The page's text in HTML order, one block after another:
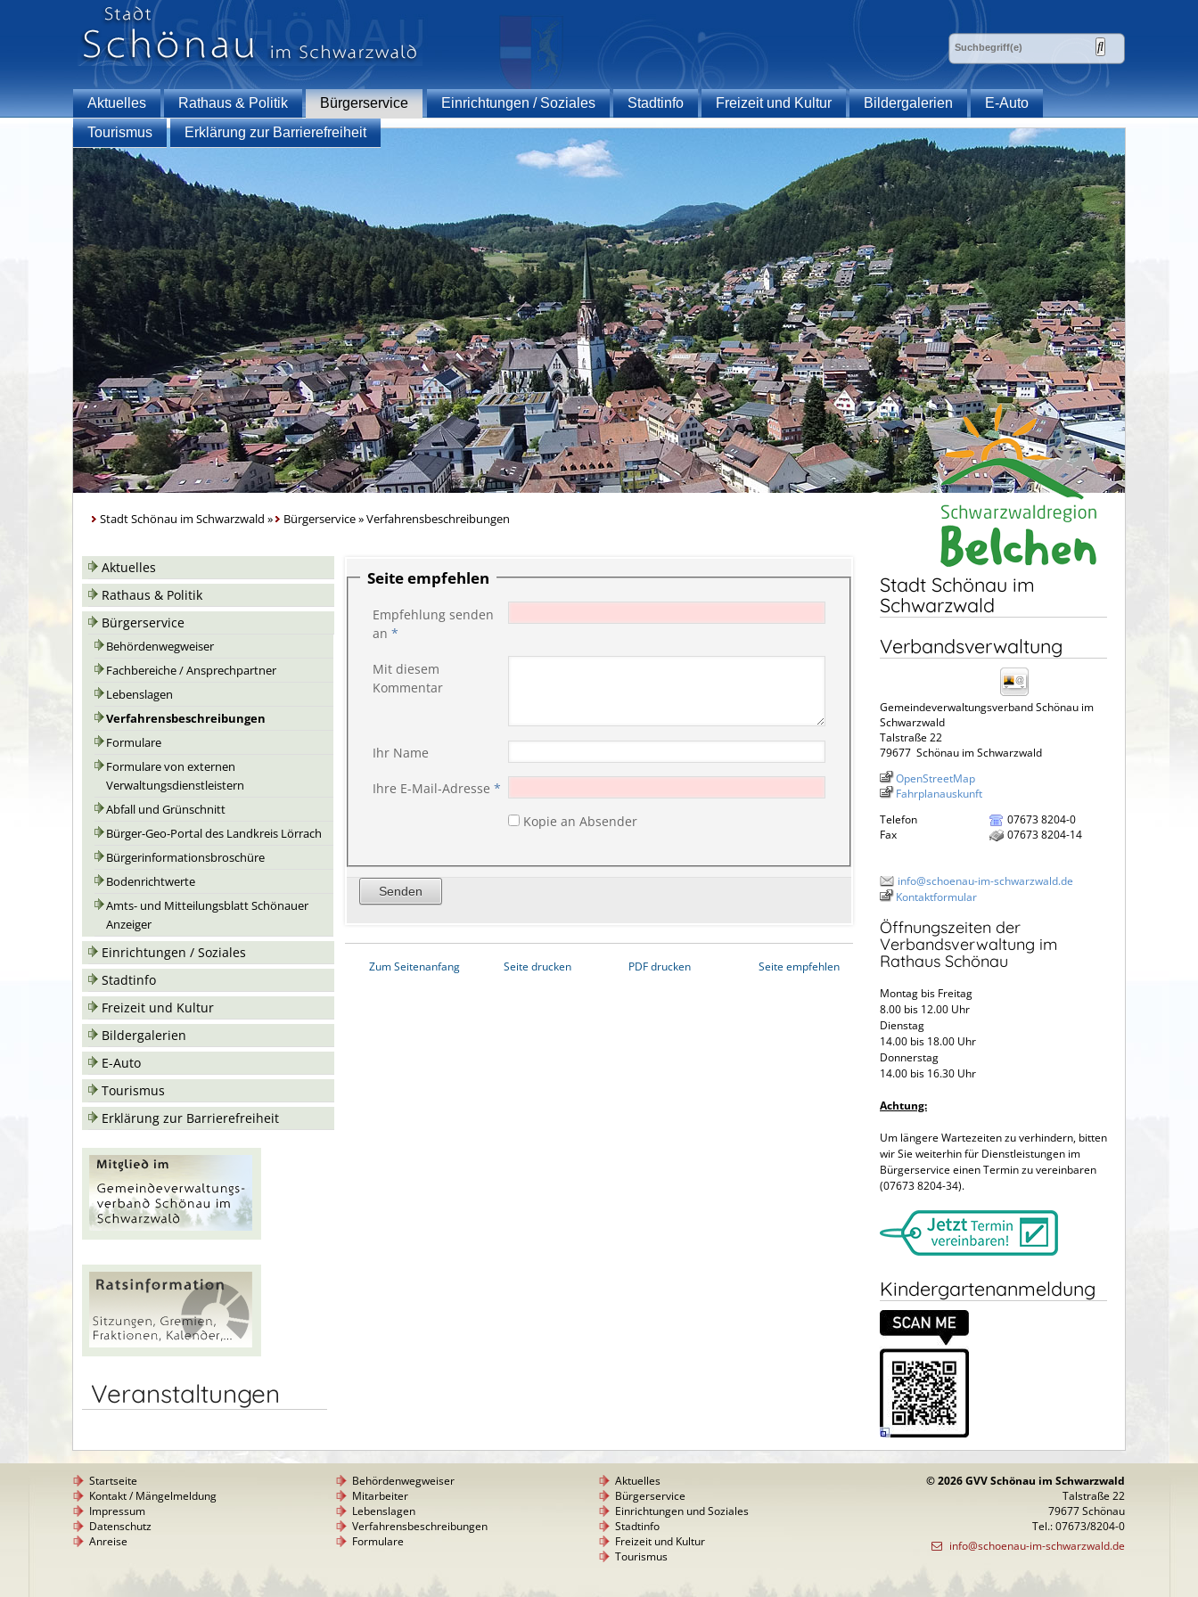
Aktuelles Rathaus & Politik Bürgerservice Einrichtungen / Soziales Stadtinfo Freizeit und Kultur Bildergalerien
E-Auto
Tourismus
Erklärung zur Barrierefreiheit
Stadt Schönau im Schwarzwald » Bürgerservice»Verfahrensbeschreibungen
Aktuelles
Rathaus & Politik
Bürgerservice
Behördenwegweiser
Fachbereiche / Ansprechpartner
Lebenslagen
Verfahrensbeschreibungen
Formulare
Formulare von externen
Verwaltungsdienstleistern
Abfall und Grünschnitt
Bürger-Geo-Portal des Landkreis Lörrach
Bürgerinformationsbroschüre
Bodenrichtwerte
Amts- und Mitteilungsblatt Schönauer
Anzeiger
Einrichtungen / Soziales
Stadtinfo
Freizeit und Kultur
Bildergalerien
E-Auto
Tourismus
Erklärung zur Barrierefreiheit
Veranstaltungen
Seite empfehlen
Empfehlung senden
an *
Mit diesem
Kommentar
Ihr Name
Ihre E-Mail-Adresse *
Kopie an Absender
Zum Seitenanfang Seite drucken PDF drucken Seite empfehlen
Stadt Schönau im
Schwarzwald
Verbandsverwaltung
Gemeindeverwaltungsverband Schönau im
Schwarzwald
Talstraße 22
79677 Schönau im Schwarzwald
OpenStreetMap
Fahrplanauskunft
Telefon
07673 8204-0
Fax
07673 8204-14
info@schoenau-im-schwarzwald.de
Kontaktformular
Öffnungszeiten der
Verbandsverwaltung im
Rathaus Schönau
Montag bis Freitag
8.00 bis 12.00 Uhr
Dienstag
14.00 bis 18.00 Uhr
Donnerstag
14.00 bis 16.30 Uhr
Achtung:
Um längere Wartezeiten zu verhindern, bitten
wir Sie weiterhin für Dienstleistungen im
Bürgerservice einen Termin zu vereinbaren
(07673 8204-34).
Kindergartenanmeldung
Startseite
Kontakt / Mängelmeldung
Impressum
Datenschutz
Anreise
Behördenwegweiser
Mitarbeiter
Lebenslagen
Verfahrensbeschreibungen
Formulare
Aktuelles
Bürgerservice
Einrichtungen und Soziales
Stadtinfo
Freizeit und Kultur
Tourismus
© 2026 GVV Schönau im Schwarzwald
Talstraße 22
79677 Schönau
Tel.: 07673/8204-0
info@schoenau-im-schwarzwald.de